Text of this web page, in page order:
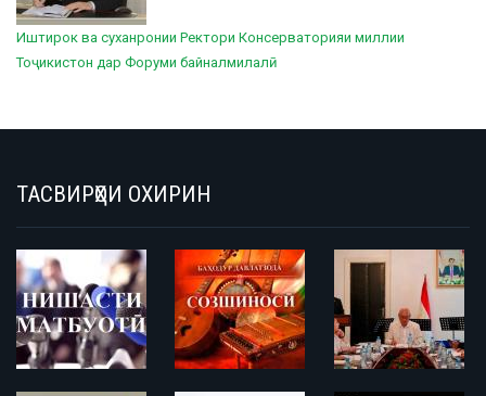
Иштирок ва суханронии Ректори Консерваторияи миллии
Тоҷикистон дар Форуми байналмилалӣ
ТАСВИРҲОИ ОХИРИН